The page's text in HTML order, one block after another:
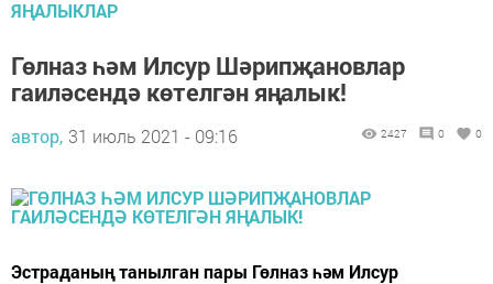
ЯҢАЛЫКЛАР
Гөлназ һәм Илсур Шәрипҗановлар
гаиләсендә көтелгән яңалык!
автор, 31 июль 2021 - 09:16 2427 0 0
Эстраданың танылган пары Гөлназ һәм Илсур